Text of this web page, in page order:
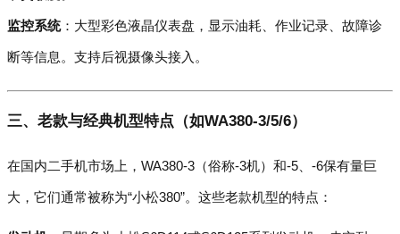
监控系统：大型彩色液晶仪表盘，显示油耗、作业记录、故障诊
断等信息。支持后视摄像头接入。
三、老款与经典机型特点（如WA380-3/5/6）
在国内二手机市场上，WA380-3（俗称-3机）和-5、-6保有量巨
大，它们通常被称为“小松380”。这些老款机型的特点：